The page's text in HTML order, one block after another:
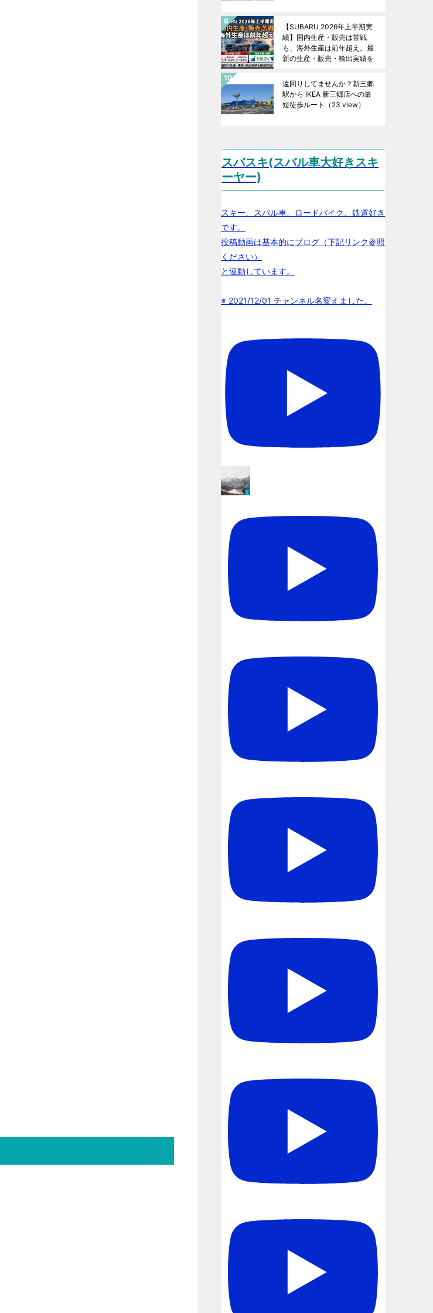
【SUBARU 2026年上半期実
績】国内生産・販売は苦戦
も、海外生産は前年超え。最
新の生産・販売・輸出実績を
遠回りしてませんか？新三郷
駅から IKEA 新三郷店への最
短徒歩ルート
（23 view）
スバスキ(スバル車大好きスキ
ーヤー)
スキー、スバル車、ロードバイク、鉄道好き
です。
投稿動画は基本的にブログ（下記リンク参照
ください）
と連動しています。
※ 2021/12/01 チャンネル名変えました。